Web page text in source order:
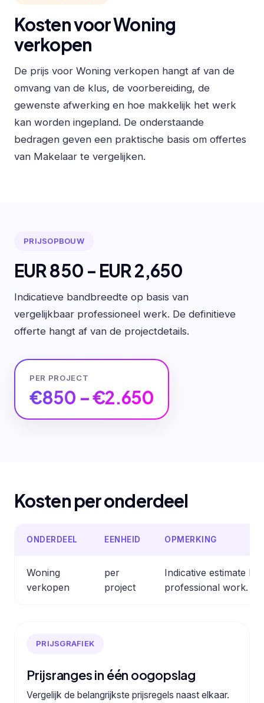
Kosten voor Woning
verkopen
De prijs voor Woning verkopen hangt af van de
omvang van de klus, de voorbereiding, de
gewenste afwerking en hoe makkelijk het werk
kan worden ingepland. De onderstaande
bedragen geven een praktische basis om offertes
van Makelaar te vergelijken.
PRIJSOPBOUW
EUR 850 - EUR 2,650
Indicatieve bandbreedte op basis van
vergelijkbaar professioneel werk. De definitieve
offerte hangt af van de projectdetails.
PER PROJECT
€850 – €2.650
Kosten per onderdeel
ONDERDEEL EENHEID OPMERKING
Woning
verkopen
per
project
Indicative estimate
professional work.
PRIJSGRAFIEK
Prijsranges in één oogopslag
Vergelijk de belangrijkste prijsregels naast elkaar.